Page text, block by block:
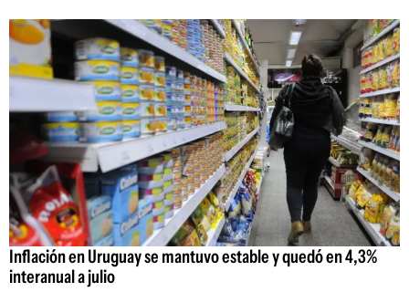
Inflación en Uruguay se mantuvo estable y quedó en 4,3%
interanual a julio